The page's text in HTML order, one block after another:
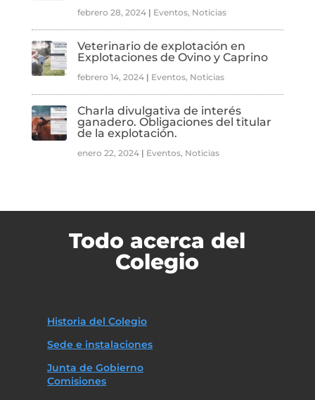
febrero 28, 2024| Eventos, Noticias
Veterinario de explotación en
Explotaciones de Ovino y Caprino
febrero 14, 2024| Eventos, Noticias
Charla divulgativa de interés
ganadero. Obligaciones del titular
de la explotación.
enero 22, 2024| Eventos, Noticias
Todo acerca del
Colegio
Historia del Colegio
Sede e instalaciones
Junta de Gobierno
Comisiones